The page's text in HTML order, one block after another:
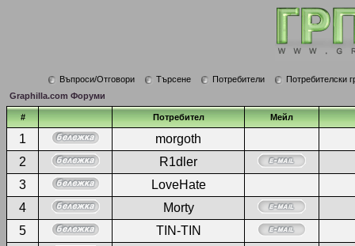
Въпроси/Отговори Търсене Потребители
Потребителски
Graphilla.com Форуми
# Потребител Мейл
1
morgoth
2
R1dler
3
LoveHate
4
Morty
5
TIN-TIN